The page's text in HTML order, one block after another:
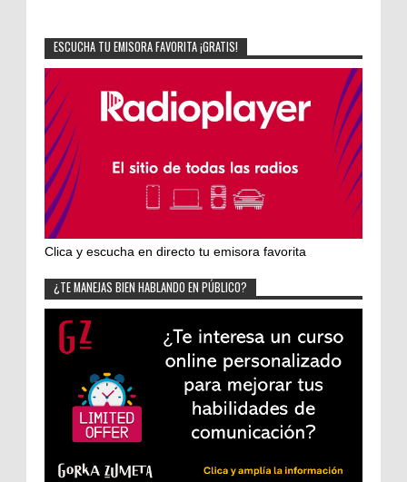
ESCUCHA TU EMISORA FAVORITA ¡GRATIS!
Clica y escucha en directo tu emisora favorita
¿TE MANEJAS BIEN HABLANDO EN PÚBLICO?